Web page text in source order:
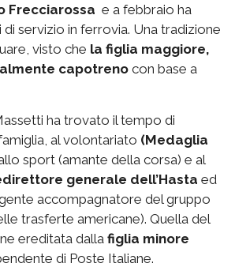
Frecciarossa e a febbraio ha
di servizio in ferrovia. Una tradizione
visto che la figlia maggiore,
capotreno con base a
ha trovato il tempo di
al volontariato (Medaglia
allo sport (amante della corsa) e al
generale dell’Hasta ed
accompagnatore del gruppo
trasferte americane). Quella del
ereditata dalla figlia minore
di Poste Italiane.